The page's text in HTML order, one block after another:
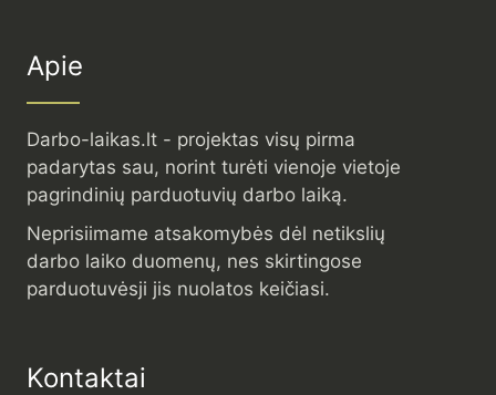
Apie
Darbo-laikas.lt - projektas visų pirma
padarytas sau, norint turėti vienoje vietoje
pagrindinių parduotuvių darbo laiką.
Neprisiimame atsakomybės dėl netikslių
darbo laiko duomenų, nes skirtingose
parduotuvėsji jis nuolatos keičiasi.
Kontaktai